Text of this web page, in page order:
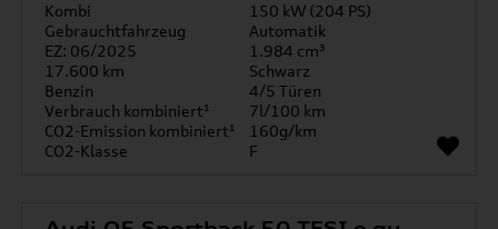
Kombi
150 kW (204 PS)
Gebrauchtfahrzeug
Automatik
EZ: 06/2025
1.984 cm³
17.600 km
Schwarz
Benzin
4/5 Türen
Verbrauch kombiniert¹
7l/100 km
CO2-Emission kombiniert¹
160g/km
CO2-Klasse
F